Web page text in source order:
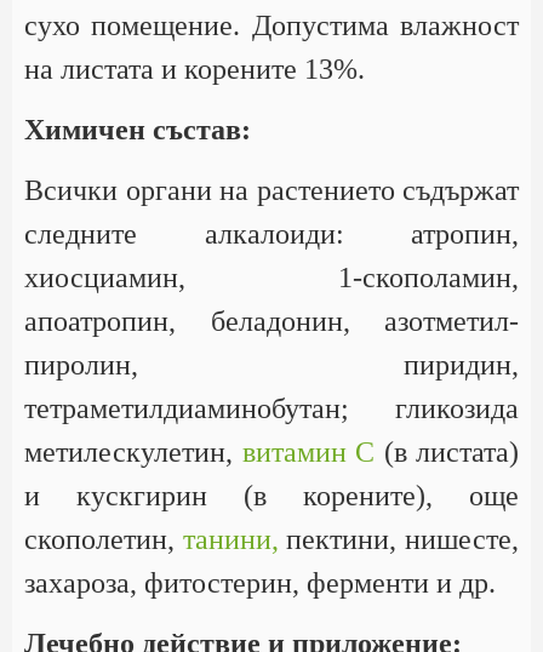
сухо помещение. Допустима влажност
на листата и корените 13%.
Химичен състав:
Всички органи на растението съдържат
следните алкалоиди: атропин,
хиосциамин, 1-скополамин,
апоатропин, беладонин, азотметил-
пиролин, пиридин,
тетраметилдиаминобутан; гликозида
метилескулетин, витамин С (в листата)
и кускгирин (в корените), още
скополетин, танини, пектини, нишесте,
захароза, фитостерин, ферменти и др.
Лечебно действие и приложение: